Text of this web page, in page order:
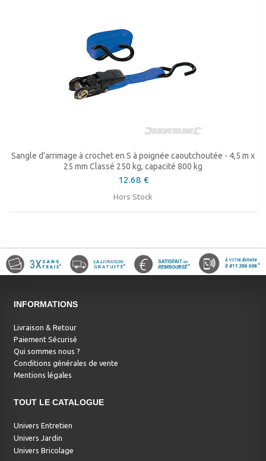
Sangle d'arrimage à crochet en S à poignée caoutchoutée - 4,5 m x
25 mm Classé 250 kg, capacité 800 kg
12.68 €
Hors Stock
INFORMATIONS
Livraison & Retour
Paiement Sécurisé
Qui sommes nous ?
Conditions générales de vente
Mentions légales
TOUT LE CATALOGUE
Univers Entretien
Univers Jardin
Univers Bricolage